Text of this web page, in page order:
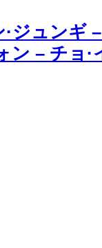
ジュンギ
ン – チョ